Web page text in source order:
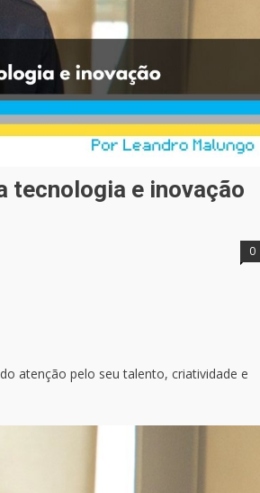
tecnologia e inovação
0
atenção pelo seu talento, criatividade e